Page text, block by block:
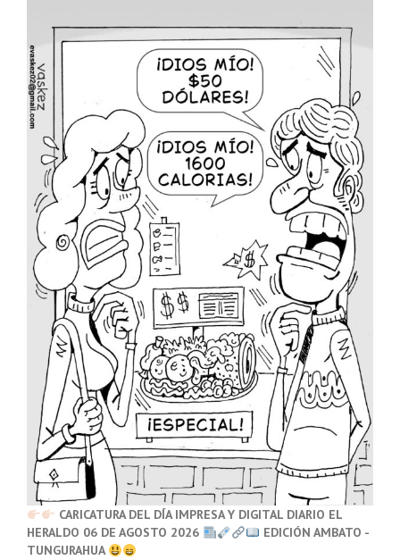
CARICATURA DEL DÍA IMPRESA Y DIGITAL DIARIO EL
HERALDO 06 DE AGOSTO 2026
EDICIÓN AMBATO -
TUNGURAHUA